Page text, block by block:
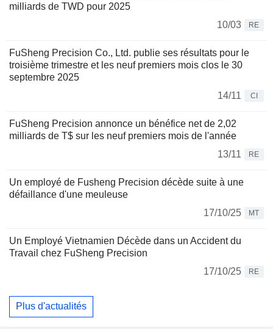
milliards de TWD pour 2025
10/03
RE
FuSheng Precision Co., Ltd. publie ses résultats pour le
troisième trimestre et les neuf premiers mois clos le 30
septembre 2025
14/11
CI
FuSheng Precision annonce un bénéfice net de 2,02
milliards de T$ sur les neuf premiers mois de l'année
13/11
RE
Un employé de Fusheng Precision décède suite à une
défaillance d'une meuleuse
17/10/25
MT
Un Employé Vietnamien Décède dans un Accident du
Travail chez FuSheng Precision
17/10/25
RE
Plus d'actualités